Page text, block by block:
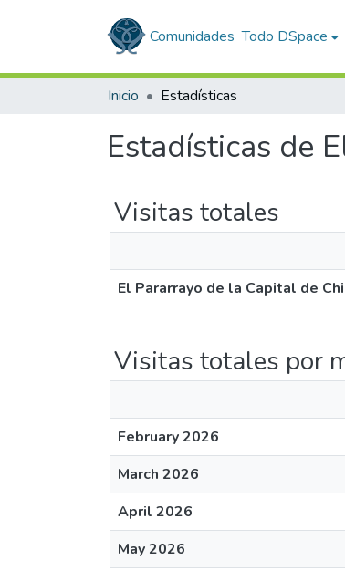
Comunidades Todo DSpace
Inicio Estadísticas
Estadísticas de
Visitas totales
El Pararrayo de la Capital de
Visitas totales por
February 2026
March 2026
April 2026
May 2026